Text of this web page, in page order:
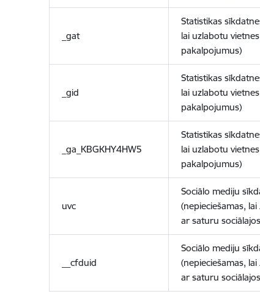
_gat
Statistikas
lai uzlabotu
pakalpojumus)
_gid
Statistikas
lai uzlabotu
pakalpojumus)
_ga_KBGKHY4HW5
Statistikas
lai uzlabotu
pakalpojumus)
uvc
Sociālo mediju
(nepieciešamas,
ar saturu
__cfduid
Sociālo mediju
(nepieciešamas,
ar saturu